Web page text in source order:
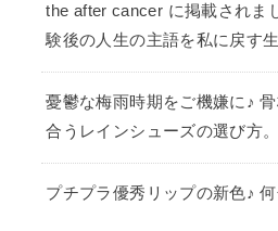
the after cancer に掲載されま
験後の人生の主語を私に戻す
憂鬱な梅雨時期をご機嫌に♪
合うレインシューズの選び方。
プチプラ優秀リップの新色♪